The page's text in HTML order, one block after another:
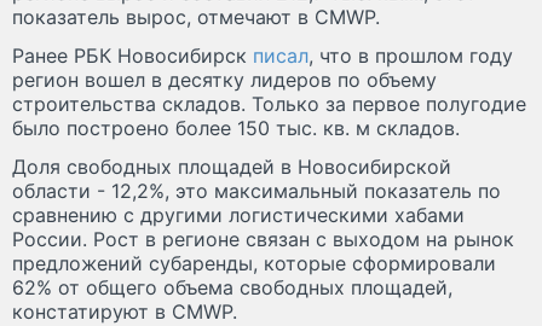
показатель вырос, отмечают в CMWP.
Ранее РБК Новосибирск писал, что в прошлом году
регион вошел в десятку лидеров по объему
строительства складов. Только за первое полугодие
было построено более 150 тыс. кв. м складов.
Доля свободных площадей в Новосибирской
области - 12,2%, это максимальный показатель по
сравнению с другими логистическими хабами
России. Рост в регионе связан с выходом на рынок
предложений субаренды, которые сформировали
62% от общего объема свободных площадей,
констатируют в CMWP.